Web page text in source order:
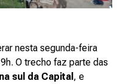
nesta segunda-feira
O trecho faz parte das
sul da Capital , e